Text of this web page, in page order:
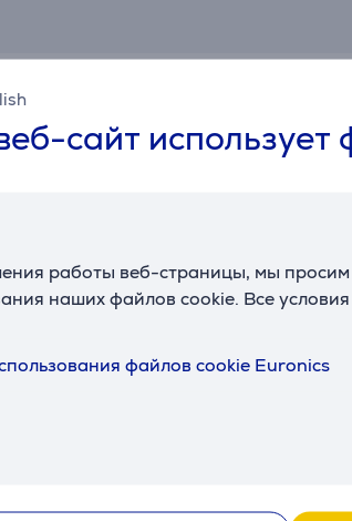
сайт использует
работы веб-страницы, мы просим
наших файлов cookie. Все
файлов cookie Euronics
UE330, USB